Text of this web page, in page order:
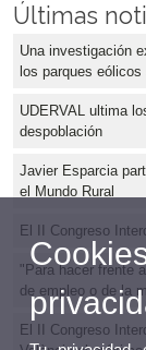
Últimas
Una investigación
los parques
UDERVAL ultima
despoblación
Javier Esparcia
el Mundo Rural
El II Congreso
"Para hacer frente
de empleo o de la
El II Congreso